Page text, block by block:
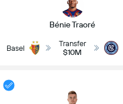
Bénie Traoré
Basel
Transfer
$10M